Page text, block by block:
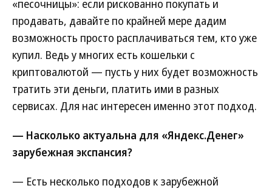
«песочницы»: если рискованно покупать и
продавать, давайте по крайней мере дадим
возможность просто расплачиваться тем, кто уже
купил. Ведь у многих есть кошельки с
криптовалютой — пусть у них будет возможность
тратить эти деньги, платить ими в разных
сервисах. Для нас интересен именно этот подход.
— Насколько актуальна для «Яндекс.Денег»
зарубежная экспансия?
— Есть несколько подходов к зарубежной